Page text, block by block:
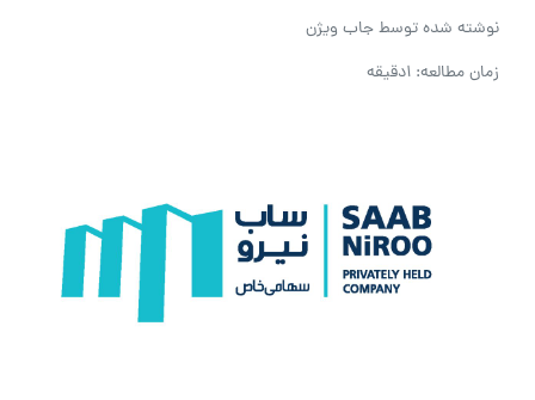
نوشته شده توسطجاب ویژن
زمان مطالعه: 1دقیقه